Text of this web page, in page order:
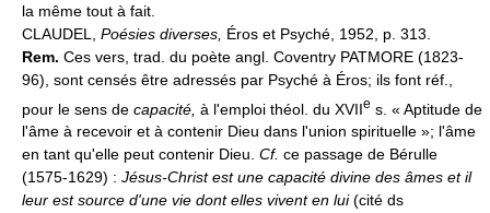
la même tout à fait.
CLAUDEL, Poésies diverses, Éros et Psyché, 1952, p. 313.
Rem. Ces vers, trad. du poète angl. Coventry PATMORE (1823-
96), sont censés être adressés par Psyché à Éros; ils font réf.,
pour le sens de capacité, à l'emploi théol. du XVIIe s. « Aptitude de
l'âme à recevoir et à contenir Dieu dans l'union spirituelle »; l'âme
en tant qu'elle peut contenir Dieu. Cf. ce passage de Bérulle
(1575-1629) : Jésus-Christ est une capacité divine des âmes et il
leur est source d'une vie dont elles vivent en lui(cité ds